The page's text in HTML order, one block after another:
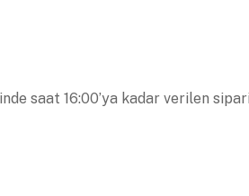
saat 16:00’ya kadar verilen